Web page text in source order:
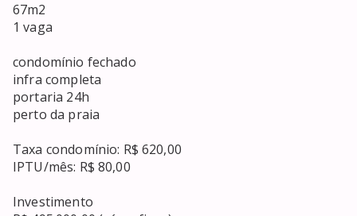
67m2
1 vaga
condomínio fechado
infra completa
portaria 24h
perto da praia
Taxa condomínio: R$ 620,00
IPTU/mês: R$ 80,00
Investimento